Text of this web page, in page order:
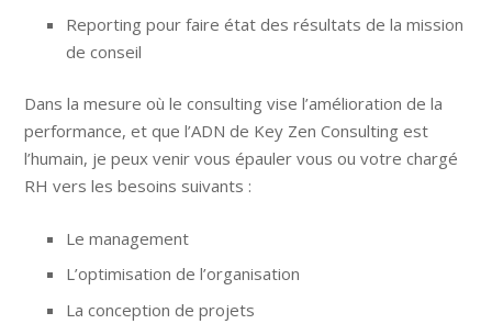
Reporting pour faire état des résultats de la mission
de conseil
Dans la mesure où le consulting vise l’amélioration de la
performance, et que l’ADN de Key Zen Consulting est
l’humain, je peux venir vous épauler vous ou votre chargé
RH vers les besoins suivants :
Le management
L’optimisation de l’organisation
La conception de projets